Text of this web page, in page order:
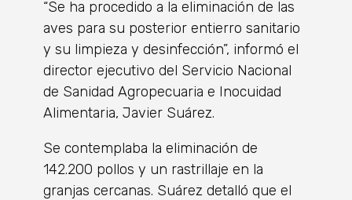
“Se ha procedido a la eliminación de las
aves para su posterior entierro sanitario
y su limpieza y desinfección”, informó el
director ejecutivo del Servicio Nacional
de Sanidad Agropecuaria e Inocuidad
Alimentaria, Javier Suárez.
Se contemplaba la eliminación de
142.200 pollos y un rastrillaje en la
granjas cercanas. Suárez detalló que el